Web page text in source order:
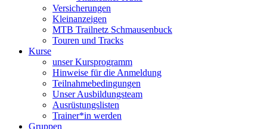
Versicherungen
Kleinanzeigen
MTB Trailnetz Schmausenbuck
Touren und Tracks
Kurse
unser Kursprogramm
Hinweise für die Anmeldung
Teilnahmebedingungen
Unser Ausbildungsteam
Ausrüstungslisten
Trainer*in werden
Gruppen